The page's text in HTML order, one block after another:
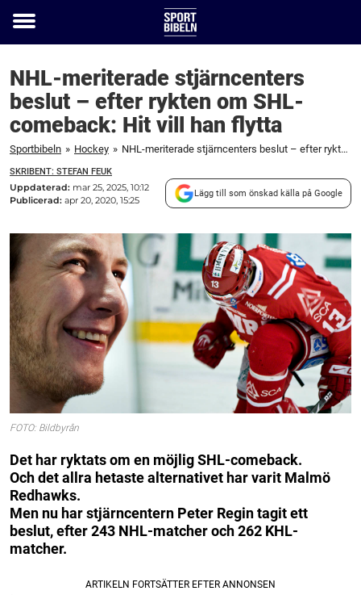
Toggle
NHL-meriterade stjärncenters
beslut – efter rykten om SHL-
comeback: Hit vill han flytta
Sportbibeln » Hockey » NHL-meriterade stjärncenters beslut – efter rykten om SHL-comeback: Hit vill han flytta
SKRIBENT: STEFAN FEUK
Uppdaterad: mar 25, 2025, 10:12
Publicerad: apr 20, 2020, 15:25
Lägg till som önskad källa på Google
FOTO: Bildbyrån
Det har ryktats om en möjlig SHL-comeback.
Och det allra hetaste alternativet har varit Malmö
Redhawks.
Men nu har stjärncentern Peter Regin tagit ett
beslut, efter 243 NHL-matcher och 262 KHL-
matcher.